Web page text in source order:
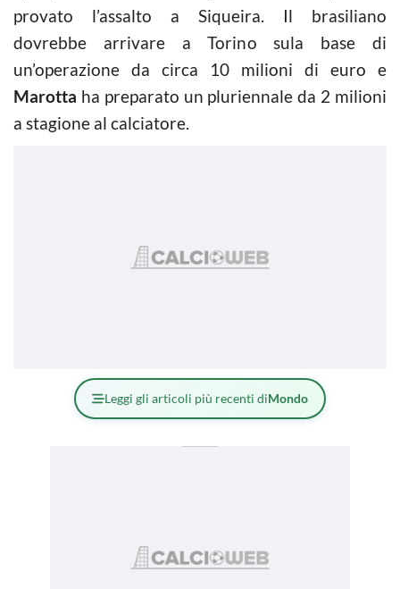
provato l’assalto a Siqueira. Il brasiliano
dovrebbe arrivare a Torino sula base di
un’operazione da circa 10 milioni di euro e
Marotta ha preparato un pluriennale da 2 milioni
a stagione al calciatore.
Leggi gli articoli più recenti diMondo